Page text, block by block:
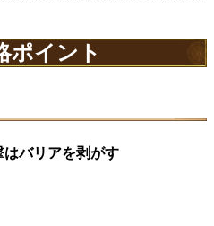
ポイント
バリアを剥がす